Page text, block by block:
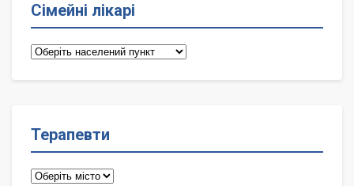
Сімейні лікарі
Сімейні
Терапевти
Терапевти